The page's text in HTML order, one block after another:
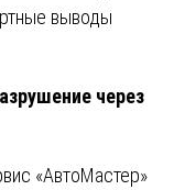
выводы
через
«АвтоМастер»